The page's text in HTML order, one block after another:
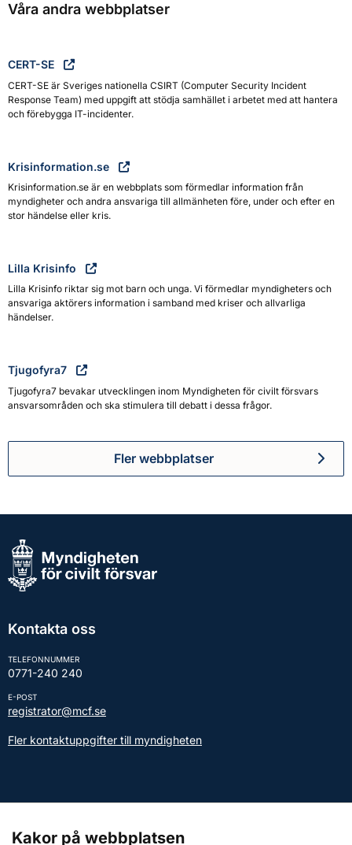
Våra andra webbplatser
CERT-SE
CERT-SE är Sveriges nationella CSIRT (Computer Security Incident
Response Team) med uppgift att stödja samhället i arbetet med att hantera
och förebygga IT-incidenter.
Krisinformation.se
Krisinformation.se är en webbplats som förmedlar information från
myndigheter och andra ansvariga till allmänheten före, under och efter en
stor händelse eller kris.
Lilla Krisinfo
Lilla Krisinfo riktar sig mot barn och unga. Vi förmedlar myndigheters och
ansvariga aktörers information i samband med kriser och allvarliga
händelser.
Tjugofyra7
Tjugofyra7 bevakar utvecklingen inom Myndigheten för civilt försvars
ansvarsområden och ska stimulera till debatt i dessa frågor.
Fler webbplatser
Kontakta oss
TELEFONNUMMER
0771-240 240
E-POST
registrator@mcf.se
Fler kontaktuppgifter till myndigheten
Kakor på webbplatsen